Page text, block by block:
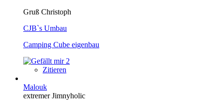
Gruß Christoph
CJB`s Umbau
Camping Cube eigenbau
2
Zitieren
Malouk
extremer Jimnyholic